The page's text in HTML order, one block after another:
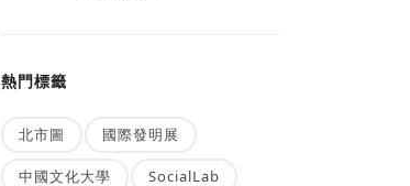
熱門標籤
北市圖 國際發明展
中國文化大學 SocialLab